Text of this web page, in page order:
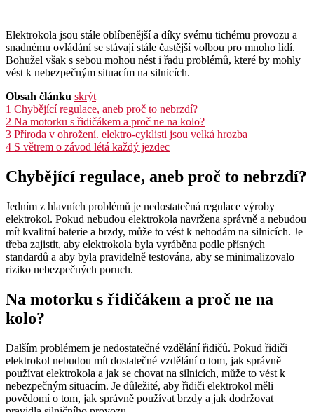
Elektrokola jsou stále oblíbenější a díky svému tichému provozu a
snadnému ovládání se stávají stále častější volbou pro mnoho lidí.
Bohužel však s sebou mohou nést i řadu problémů, které by mohly
vést k nebezpečným situacím na silnicích.
Obsah článku skrýt
1 Chybějící regulace, aneb proč to nebrzdí?
2 Na motorku s řidičákem a proč ne na kolo?
3 Příroda v ohrožení. elektro-cyklisti jsou velká hrozba
4 S větrem o závod létá každý jezdec
Chybějící regulace, aneb proč to nebrzdí?
Jedním z hlavních problémů je nedostatečná regulace výroby
elektrokol. Pokud nebudou elektrokola navržena správně a nebudou
mít kvalitní baterie a brzdy, může to vést k nehodám na silnicích. Je
třeba zajistit, aby elektrokola byla vyráběna podle přísných
standardů a aby byla pravidelně testována, aby se minimalizovalo
riziko nebezpečných poruch.
Na motorku s řidičákem a proč ne na
kolo?
Dalším problémem je nedostatečné vzdělání řidičů. Pokud řidiči
elektrokol nebudou mít dostatečné vzdělání o tom, jak správně
používat elektrokola a jak se chovat na silnicích, může to vést k
nebezpečným situacím. Je důležité, aby řidiči elektrokol měli
povědomí o tom, jak správně používat brzdy a jak dodržovat